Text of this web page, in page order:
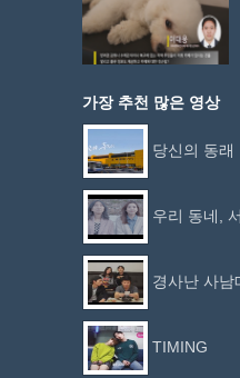
가장 추천 많은 영상
당신의 동래
우리 동네,
경사난 사남
TIMING